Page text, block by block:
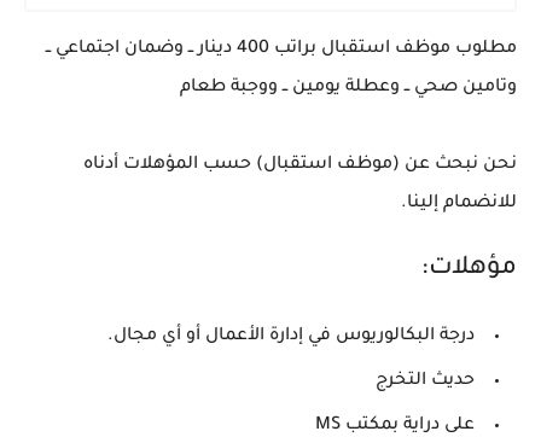
مطلوب موظف استقبال براتب 400 دينار ــ وضمان اجتماعي ــ
وتامين صحي ــ وعطلة يومين ــ ووجبة طعام
نحن نبحث عن (موظف استقبال) حسب المؤهلات أدناه
للانضمام إلينا.
مؤهلات:
درجة البكالوريوس في إدارة الأعمال أو أي مجال.
حديث التخرج
على دراية بمكتب MS